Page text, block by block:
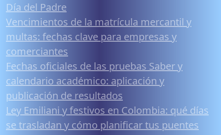
Día del Padre
Vencimientos de la matrícula mercantil y
multas: fechas clave para empresas y
comerciantes
Fechas oficiales de las pruebas Saber y
calendario académico: aplicación y
publicación de resultados
Ley Emiliani y festivos en Colombia: qué días
se trasladan y cómo planificar tus puentes